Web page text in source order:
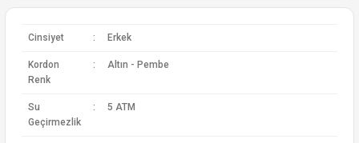
Cinsiyet : Erkek
Kordon
Renk
: Altın - Pembe
Su
Geçirmezlik
: 5 ATM